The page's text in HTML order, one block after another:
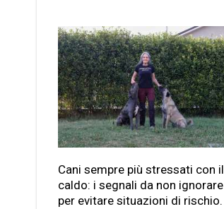
Cani sempre più stressati con il
caldo: i segnali da non ignorare
per evitare situazioni di rischio.